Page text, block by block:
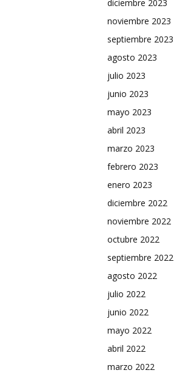
diciembre 2023
noviembre 2023
septiembre 2023
agosto 2023
julio 2023
junio 2023
mayo 2023
abril 2023
marzo 2023
febrero 2023
enero 2023
diciembre 2022
noviembre 2022
octubre 2022
septiembre 2022
agosto 2022
julio 2022
junio 2022
mayo 2022
abril 2022
marzo 2022